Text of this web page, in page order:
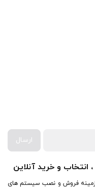
برای زمانی که دوباره
شئونات جامعه و با
اطلاعات شخصی
شبکه‌های اجتماعی
ارسال
انتخاب و خرید آنلاین
از ۲۰ سال سابقه در زمینه فروش و نصب سیستم های